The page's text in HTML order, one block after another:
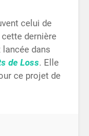
celui de
dernière
lancée dans
de Loss. Elle
ce projet de